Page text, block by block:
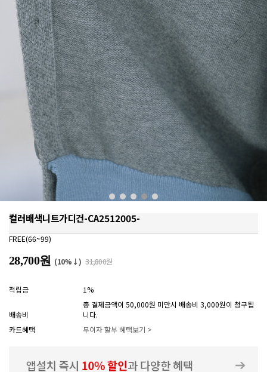
컬러배색니트가디건-CA2512005-
FREE(66~99)
28,700원 (10%↓) 31,800원
적립금 1%
배송비
총 결제금액이 50,000원 미만시 배송비 3,000원이 청구됩
니다.
카드혜택
무이자 할부 혜택보기 >